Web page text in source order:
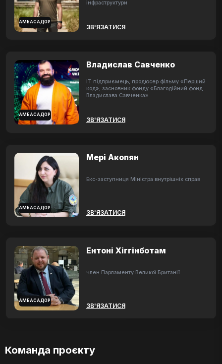
АМБАСАДОР
інфраструктури
ЗВ'ЯЗАТИСЯ
АМБАСАДОР
Владислав Савченко
ІТ підприємець, продюсер фільму «Перший
код», засновник фонду «Благодійний фонд
Владислава Савченка»
ЗВ'ЯЗАТИСЯ
АМБАСАДОР
Мері Акопян
Екс-заступниця Міністра внутрішніх справ
ЗВ'ЯЗАТИСЯ
АМБАСАДОР
Ентоні Хіггінботам
член Парламенту Великої Британії
ЗВ'ЯЗАТИСЯ
Команда проєкту